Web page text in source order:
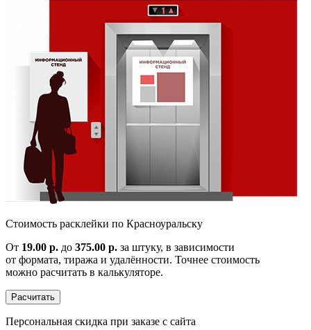
Cтоимость расклейки по Красноуральску
От 19.00 р. до 375.00 р. за штуку, в зависимости
от формата, тиража и удалённости. Точнее стоимость
можно расчитать в калькуляторе.
Расчитать
Персональная скидка при заказе с сайта